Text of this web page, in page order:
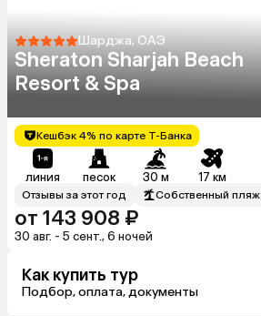
Шарджа, ОАЭ
Sheraton Sharjah Beach
Resort & Spa
Кешбэк 4% по карте Т-Банка
линия песок 30 м 17 км
Отзывы за этот год Собственный пляж
от 143 908 ₽
30 авг. - 5 сент., 6 ночей
Как купить тур
Подбор, оплата, документы